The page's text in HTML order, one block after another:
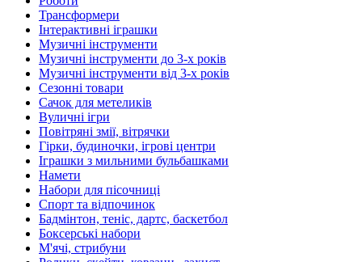
Трансформери
Інтерактивні іграшки
Музичні інструменти
Музичні інструменти до 3-х років
Музичні інструменти від 3-х років
Сезонні товари
Сачок для метеликів
Вуличні ігри
Повітряні змії, вітрячки
Гірки, будиночки, ігрові центри
Іграшки з мильними бульбашками
Намети
Набори для пісочниці
Спорт та відпочинок
Бадмінтон, теніс, дартс, баскетбол
Боксерські набори
М'ячі, стрибуни